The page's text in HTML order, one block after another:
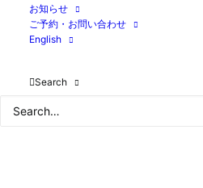
お知らせ
ご予約・お問い合わせ
English
Search